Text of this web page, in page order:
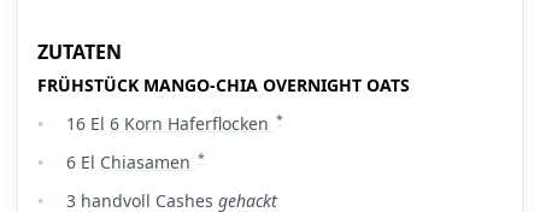
ZUTATEN
FRÜHSTÜCK MANGO-CHIA OVERNIGHT OATS
16 El 6 Korn Haferflocken *
6 El Chiasamen *
3 handvoll Cashes gehackt